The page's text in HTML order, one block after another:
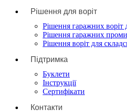
Рішення для воріт
Рішення гаражних воріт
Рішення гаражних
Рішення воріт для
Підтримка
Буклети
Інструкції
Сертифікати
Контакти